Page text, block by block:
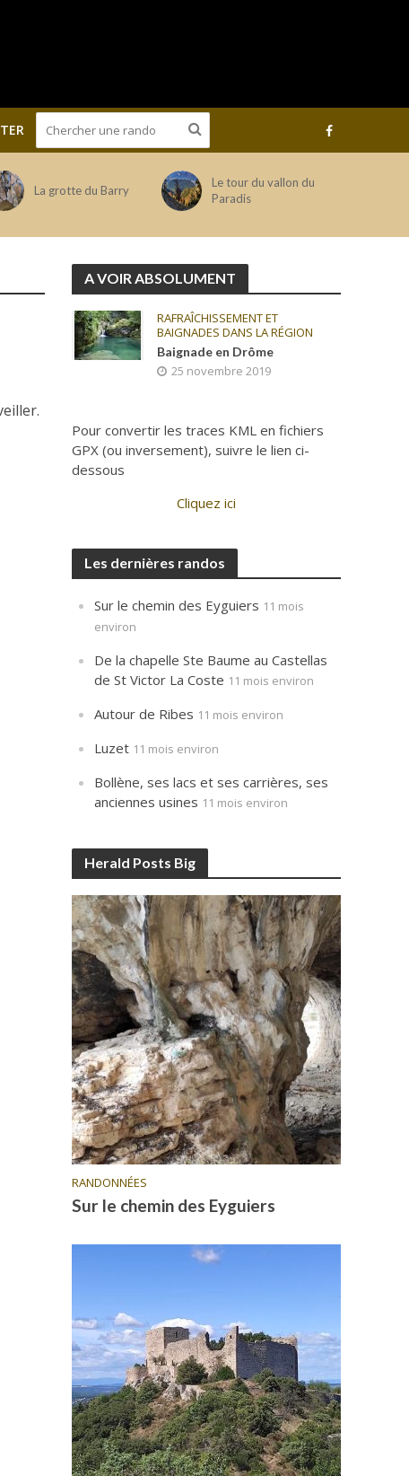
La grotte du Barry
Le tour du vallon du
Paradis
A VOIR ABSOLUMENT
RAFRAÎCHISSEMENT ET
BAIGNADES DANS LA RÉGION
Baignade en Drôme
25 novembre 2019
Pour convertir les traces KML en fichiers
GPX (ou inversement), suivre le lien ci-
dessous
Cliquez ici
Les dernières randos
Sur le chemin des Eyguiers 11 mois
environ
De la chapelle Ste Baume au Castellas
de St Victor La Coste 11 mois environ
Autour de Ribes 11 mois environ
Luzet 11 mois environ
Bollène, ses lacs et ses carrières, ses
anciennes usines 11 mois environ
Herald Posts Big
RANDONNÉES
Sur le chemin des Eyguiers